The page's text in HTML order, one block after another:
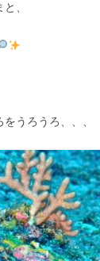
、
うろうろ、、、